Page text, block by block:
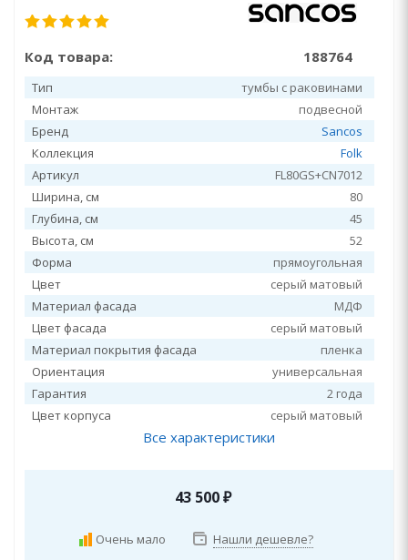
Код товара: 188764
Тип
тумбы с раковинами
Монтаж
подвесной
Бренд
Sancos
Коллекция
Folk
Артикул
FL80GS+CN7012
Ширина, см
80
Глубина, см
45
Высота, см
52
Форма
прямоугольная
Цвет
серый матовый
Материал фасада
МДФ
Цвет фасада
серый матовый
Материал покрытия фасада
пленка
Ориентация
универсальная
Гарантия
2 года
Цвет корпуса
серый матовый
Все характеристики
43 500₽
Очень мало Нашли дешевле?